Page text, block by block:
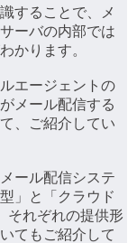
することで、メ
ーバの内部では
かります。
エージェントの
メール配信する
、ご紹介してい
ール配信システ
」と「クラウド
それぞれの提供形
てもご紹介して